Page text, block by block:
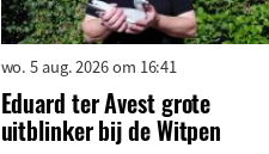
wo. 5 aug. 2026 om 16:41
Eduard ter Avest grote
uitblinker bij de Witpen